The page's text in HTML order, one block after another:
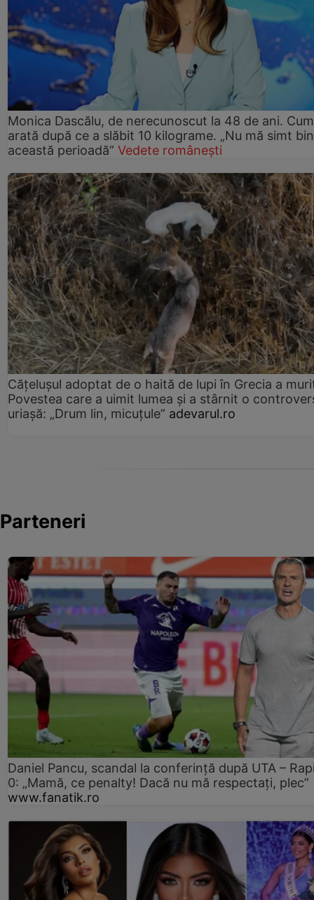
Monica Dascălu, de nerecunoscut la 48 de ani. Cum
arată după ce a slăbit 10 kilograme. „Nu mă simt
această perioadă” Vedete românești
Cățelușul adoptat de o haită de lupi în Grecia a
Povestea care a uimit lumea și a stârnit o
uriașă: „Drum lin, micuțule” adevarul.ro
Parteneri
Daniel Pancu, scandal la conferință după UTA –
0: „Mamă, ce penalty! Dacă nu mă respectați, plec”
www.fanatik.ro